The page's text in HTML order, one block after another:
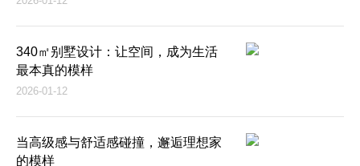
340㎡别墅设计：让空间，成为生活
最本真的模样
2026-01-12
当高级感与舒适感碰撞，邂逅理想家
的模样